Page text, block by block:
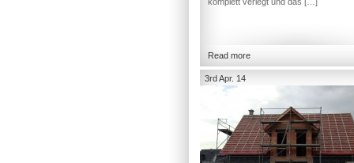
Read more
3rd Apr. 14